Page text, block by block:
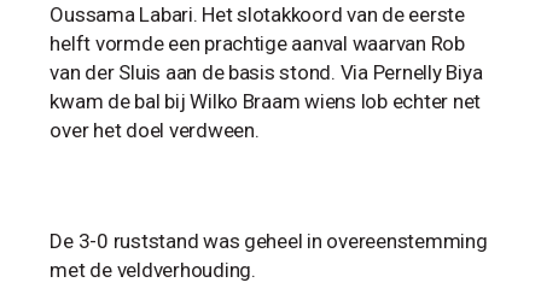
Oussama Labari. Het slotakkoord van de eerste
helft vormde een prachtige aanval waarvan Rob
van der Sluis aan de basis stond. Via Pernelly Biya
kwam de bal bij Wilko Braam wiens lob echter net
over het doel verdween.
De 3-0 ruststand was geheel in overeenstemming
met de veldverhouding.